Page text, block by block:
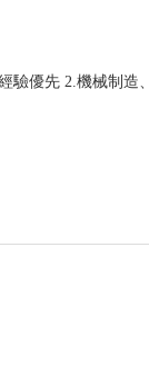
驗優先 2.機械制造